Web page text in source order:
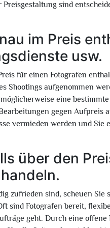
sind
im Preis
usw.
für einen Fotografen
Shootings aufgenommen
eine
gegen Aufpreis
vermieden werden und Sie
über den
zufrieden sind, scheuen Sie
sind Fotografen bereit,
geht. Durch eine